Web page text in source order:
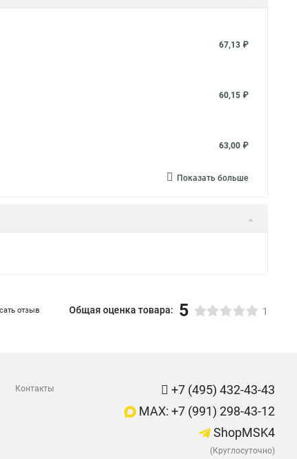
67,13 ₽
60,15 ₽
63,00 ₽
Показать больше
отзыв Общая оценка товара: 5 1
Контакты
+7 (495) 432-43-43
MAX: +7 (991) 298-43-12
ShopMSK4
(Круглосуточно)